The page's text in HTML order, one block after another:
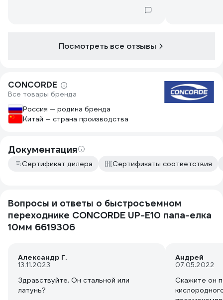
Посмотреть все отзывы
CONCORDE
Все товары бренда
Россия — родина бренда
Китай — страна производства
Документация
Сертификат дилера Сертификаты соответствия
Вопросы и ответы о быстросъемном
переходнике CONCORDE UP-E10 папа-елка
10мм 6619306
Александр Г.
13.11.2023
Здравствуйте. Он стальной или
латунь?
Андрей
07.05.2022
Скажите он